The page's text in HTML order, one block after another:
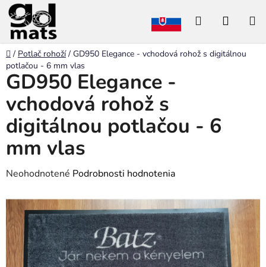
Prejsť
na
obsah
Hľadať
Domov
/ Potlač rohoží / GD950 Elegance - vchodová rohož s digitálnou
potlačou - 6 mm vlas
GD950 Elegance -
vchodová rohož s
digitálnou potlačou - 6
mm vlas
Priemerné
produktu
je
0,0
z
Neohodnotené Podrobnosti hodnotenia